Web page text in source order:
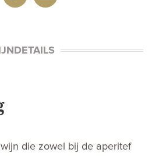
die zowel bij de aperitef